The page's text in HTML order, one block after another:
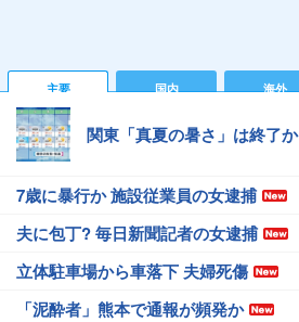
主要 国内 海外
関東「真夏の暑さ」は終了か
7歳に暴行か 施設従業員の女逮捕
夫に包丁? 毎日新聞記者の女逮捕
立体駐車場から車落下 夫婦死傷
「泥酔者」熊本で通報が頻発か